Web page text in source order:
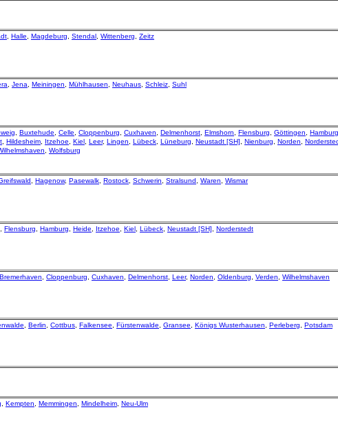
, Halle, Magdeburg, Stendal , Wittenberg, Zeitz
, Jena, Meiningen, Mühlhausen, Neuhaus, Schleiz, Suhl
, Buxtehude, Celle, Cloppenburg, Cuxhaven, Delmenhorst, Elmshorn, Flensburg, Göttingen, Hamburg
, Hildesheim, Itzehoe, Kiel , Leer, Lingen, Lübeck, Lüneburg, Neustadt [SH], Nienburg, Norden,
, Wolfsburg
, Hagenow, Pasewalk, Rostock, Schwerin, Stralsund , Waren, Wismar
, Flensburg, Hamburg, Heide, Itzehoe, Kiel , Lübeck, Neustadt [SH], Norderstedt
Bremerhaven, Cloppenburg, Cuxhaven, Delmenhorst, Leer, Norden, Oldenburg, Verden, Wilhelmshaven
, Berlin, Cottbus, Falkensee, Fürstenwalde, Gransee, Königs Wusterhausen, Perleberg, Potsdam
, Kempten, Memmingen, Mindelheim, Neu-Ulm